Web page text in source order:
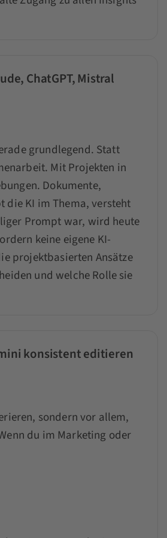
ChatGPT, Mistral
grundlegend. Statt
Mit Projekten in
Dokumente,
die KI im Thema, versteht
Prompt war, wird heute
keine eigene KI-
projektbasierten Ansätze
und welche Rolle sie
konsistent editieren
sondern vor allem,
du im Marketing oder